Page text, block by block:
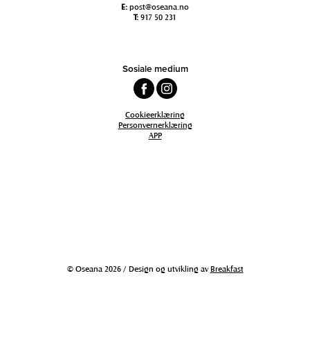
E: post@oseana.no
T: 917 50 231
Sosiale medium
Cookieerklæring
Personvernerklæring
APP
© Oseana 2026 / Design og utvikling avBreakfast